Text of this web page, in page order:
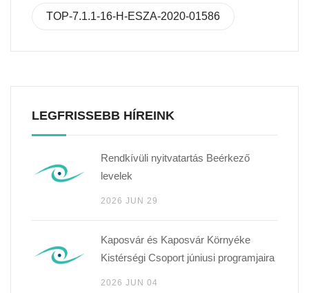
TOP-7.1.1-16-H-ESZA-2020-01586
LEGFRISSEBB HÍREINK
Rendkívüli nyitvatartás Beérkező
levelek
2026 JUN 29
Kaposvár és Kaposvár Környéke
Kistérségi Csoport júniusi programjaira
2026 JUN 04